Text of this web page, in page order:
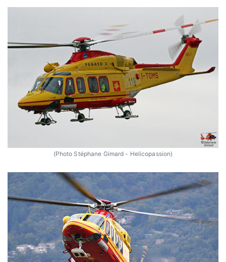
(Photo Stéphane Gimard - Helicopassion)